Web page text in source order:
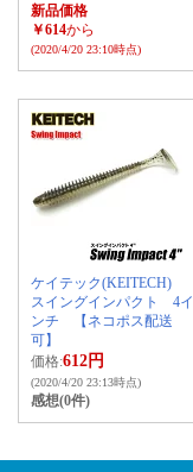
新品価格
￥614から
(2020/4/20 23:10時点)
ケイテック(KEITECH)
スイングインパクト 4イ
ンチ 【ネコポス配送
可】
価格:612円
(2020/4/20 23:13時点)
感想(0件)